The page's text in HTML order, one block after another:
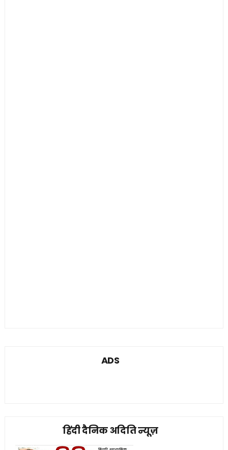
ADS
हिंदी दैनिक अदिति न्यूज़